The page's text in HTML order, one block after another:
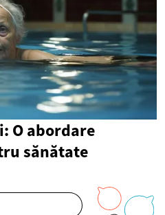
O abordare
sănătate